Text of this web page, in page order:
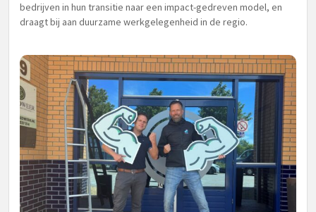
bedrijven in hun transitie naar een impact-gedreven model, en
draagt bij aan duurzame werkgelegenheid in de regio.